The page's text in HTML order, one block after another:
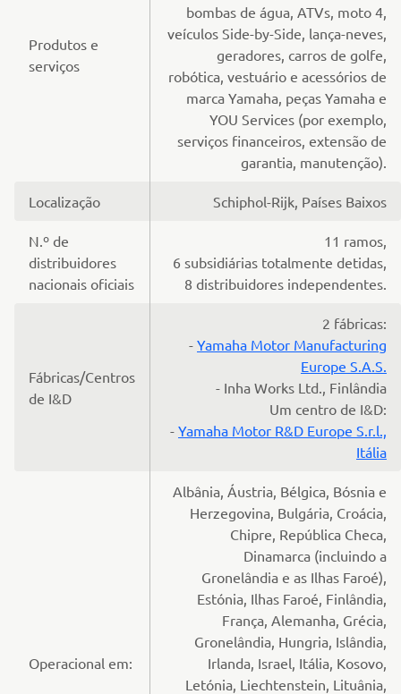
Produtos e
serviços
bombas de água, ATVs, moto 4,
veículos Side-by-Side, lança-neves,
geradores, carros de golfe,
robótica, vestuário e acessórios de
marca Yamaha, peças Yamaha e
YOU Services (por exemplo,
serviços financeiros, extensão de
garantia, manutenção).
Localização Schiphol-Rijk, Países Baixos
N.º de
distribuidores
nacionais oficiais
11 ramos,
6 subsidiárias totalmente detidas,
8 distribuidores independentes.
Fábricas/Centros
de I&D
2 fábricas:
- Yamaha Motor Manufacturing
Europe S.A.S.
- Inha Works Ltd., Finlândia
Um centro de I&D:
- Yamaha Motor R&D Europe S.r.l.,
Itália
Operacional em:
Albânia, Áustria, Bélgica, Bósnia e
Herzegovina, Bulgária, Croácia,
Chipre, República Checa,
Dinamarca (incluindo a
Gronelândia e as Ilhas Faroé),
Estónia, Ilhas Faroé, Finlândia,
França, Alemanha, Grécia,
Gronelândia, Hungria, Islândia,
Irlanda, Israel, Itália, Kosovo,
Letónia, Liechtenstein, Lituânia,